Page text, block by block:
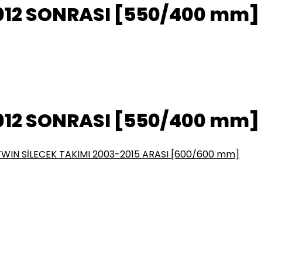
SONRASI [550/400 mm]
SONRASI [550/400 mm]
SİLECEK TAKIMI 2003-2015 ARASI [600/600 mm]